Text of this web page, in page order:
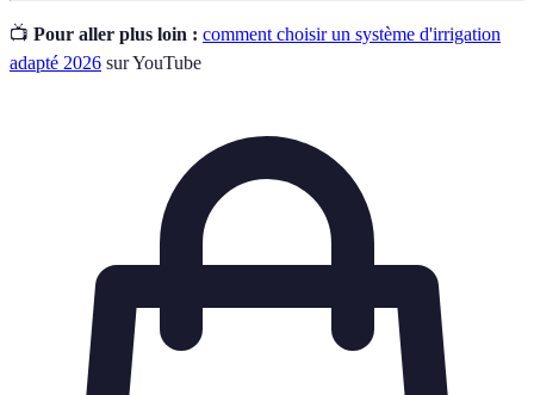
📺 Pour aller plus loin : comment choisir un système d'irrigation
adapté 2026 sur YouTube